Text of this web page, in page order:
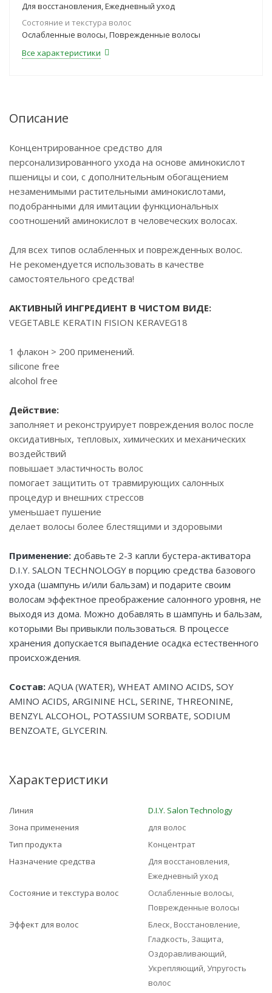
Для восстановления, Ежедневный уход
Состояние и текстура волос
Ослабленные волосы, Поврежденные волосы
Все характеристики
Описание
Концентрированное средство для
персонализированного ухода на основе аминокислот
пшеницы и сои, с дополнительным обогащением
незаменимыми растительными аминокислотами,
подобранными для имитации функциональных
соотношений аминокислот в человеческих волосах.
Для всех типов ослабленных и поврежденных волос.
Не рекомендуется использовать в качестве
самостоятельного средства!
АКТИВНЫЙ ИНГРЕДИЕНТ В ЧИСТОМ ВИДЕ:
VEGETABLE KERATIN FISION KERAVEG18
1 флакон > 200 применений.
silicone free
alcohol free
Действие:
заполняет и реконструирует повреждения волос после
оксидативных, тепловых, химических и механических
воздействий
повышает эластичность волос
помогает защитить от травмирующих салонных
процедур и внешних стрессов
уменьшает пушение
делает волосы более блестящими и здоровыми
Применение: добавьте 2-3 капли бустера-активатора
D.I.Y. SALON TECHNOLOGY в порцию средства базового
ухода (шампунь и/или бальзам) и подарите своим
волосам эффектное преображение салонного уровня, не
выходя из дома. Можно добавлять в шампунь и бальзам,
которыми Вы привыкли пользоваться. В процессе
хранения допускается выпадение осадка естественного
происхождения.
Состав: AQUA (WATER), WHEAT AMINO ACIDS, SOY
AMINO ACIDS, ARGININE HCL, SERINE, THREONINE,
BENZYL ALCOHOL, POTASSIUM SORBATE, SODIUM
BENZOATE, GLYCERIN.
Характеристики
Линия
D.I.Y. Salon Technology
Зона применения
для волос
Тип продукта
Концентрат
Назначение средства
Для восстановления,
Ежедневный уход
Состояние и текстура волос
Ослабленные волосы,
Поврежденные волосы
Эффект для волос
Блеск, Восстановление,
Гладкость, Защита,
Оздоравливающий,
Укрепляющий, Упругость
волос